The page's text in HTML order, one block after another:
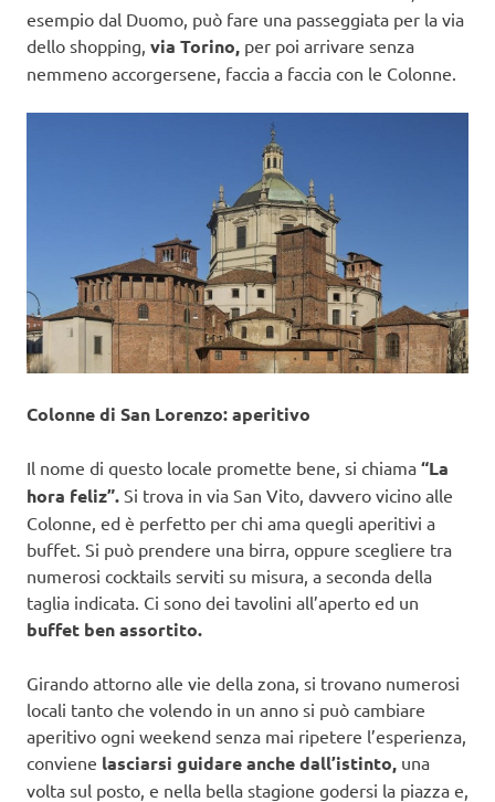
esempio dal Duomo, può fare una passeggiata per la via
dello shopping, via Torino, per poi arrivare senza
nemmeno accorgersene, faccia a faccia con le Colonne.
Colonne di San Lorenzo: aperitivo
Il nome di questo locale promette bene, si chiama “La
hora feliz”. Si trova in via San Vito, davvero vicino alle
Colonne, ed è perfetto per chi ama quegli aperitivi a
buffet. Si può prendere una birra, oppure scegliere tra
numerosi cocktails serviti su misura, a seconda della
taglia indicata. Ci sono dei tavolini all’aperto ed un
buffet ben assortito.
Girando attorno alle vie della zona, si trovano numerosi
locali tanto che volendo in un anno si può cambiare
aperitivo ogni weekend senza mai ripetere l’esperienza,
conviene lasciarsi guidare anche dall’istinto, una
volta sul posto, e nella bella stagione godersi la piazza e,